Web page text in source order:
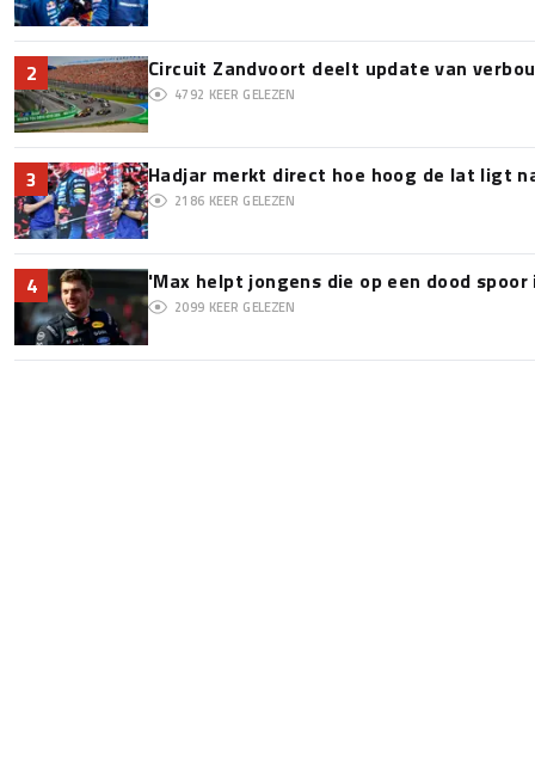
2 Circuit Zandvoort deelt update van
4792 KEER GELEZEN
3 Hadjar merkt direct hoe hoog de lat ligt
2186 KEER GELEZEN
4 'Max helpt jongens die op een dood
2099 KEER GELEZEN